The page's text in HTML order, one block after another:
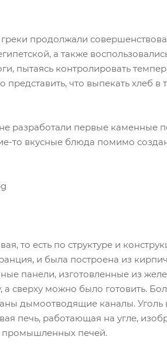
продолжали
а также
пытаясь контролировать
представить, что выпекать хлеб
разработали первые каменные
то вкусные блюда помимо
то есть по структуре и
и была построена из
панели, изготовленные из
а сверху можно было готовить.
дымоотводящие каналы.
печь, работающая на угле,
промышленных печей.